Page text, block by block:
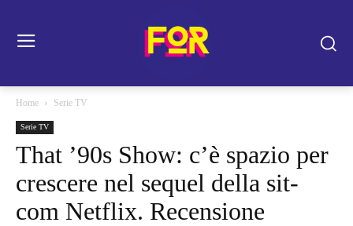
Home Serie TV
Serie TV
That ’90s Show: c’è spazio per
crescere nel sequel della sit-
com Netflix. Recensione